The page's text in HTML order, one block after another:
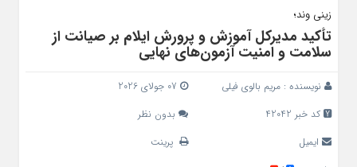
زینی وند؛
تأکید مدیرکل آموزش و پرورش ایلام بر صیانت از
سلامت و امنیت آزمون‌های نهایی
نویسنده : مریم بالوی فیلی
کد خبر 42042
بدون نظر
ایمیل
پرینت